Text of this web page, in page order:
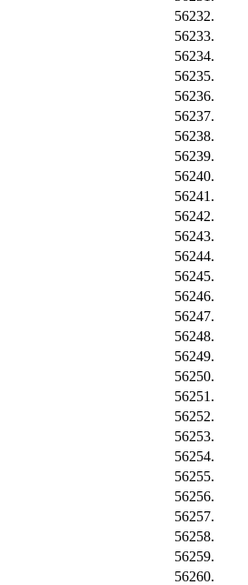
56232.
56233.
56234.
56235.
56236.
56237.
56238.
56239.
56240.
56241.
56242.
56243.
56244.
56245.
56246.
56247.
56248.
56249.
56250.
56251.
56252.
56253.
56254.
56255.
56256.
56257.
56258.
56259.
56260.